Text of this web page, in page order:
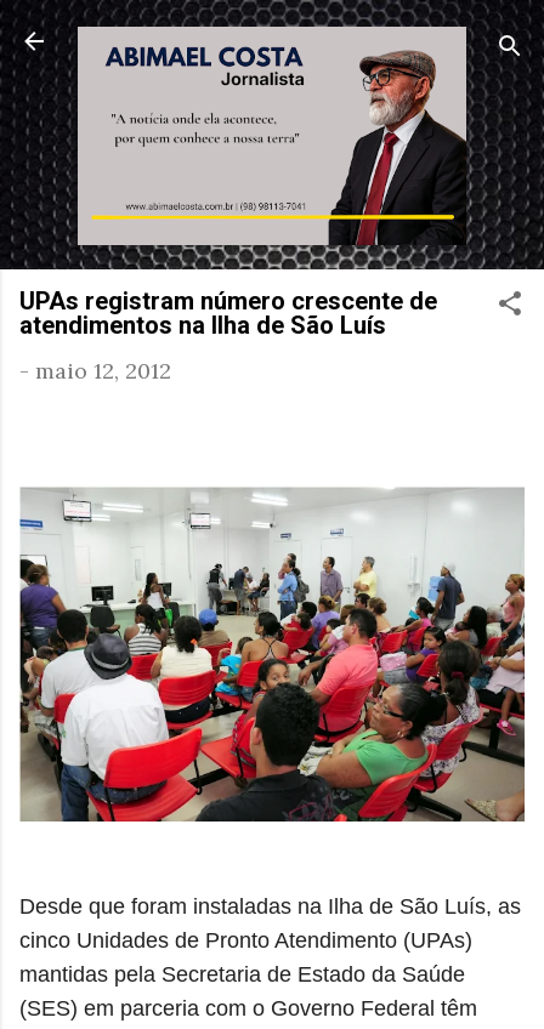
Pular para o conteúdo principal
UPAs registram número crescente de
atendimentos na Ilha de São Luís
- maio 12, 2012
Desde que foram instaladas na Ilha de São Luís, as
cinco Unidades de Pronto Atendimento (UPAs)
mantidas pela Secretaria de Estado da Saúde
(SES) em parceria com o Governo Federal têm